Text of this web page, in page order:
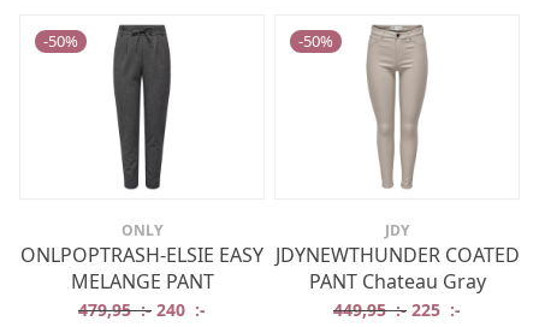
-50%
ONLY
ONLPOPTRASH-ELSIE EASY
MELANGE PANT
479,95:- Det ursprungliga priset var: 479,95 :-.
240 :- Det nuvarande priset är: 240 :-.
-50%
JDY
JDYNEWTHUNDER COATED
PANT Chateau Gray
449,95:- Det
225 :-